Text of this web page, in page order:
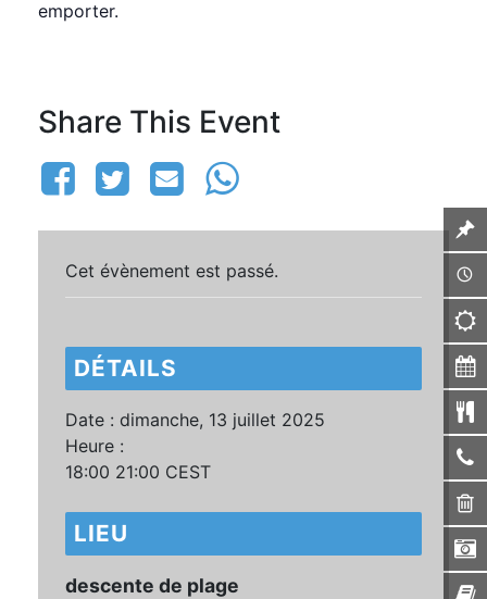
emporter.
Share This Event
Cet évènement est passé.
DÉTAILS
Date : dimanche, 13 juillet 2025
Heure :
18:00 21:00 CEST
LIEU
descente de plage